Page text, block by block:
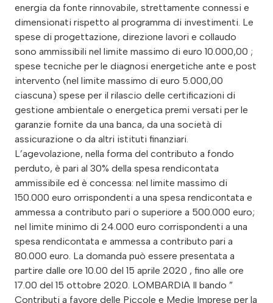
energia da fonte rinnovabile, strettamente connessi e
dimensionati rispetto al programma di investimenti. Le
spese di progettazione, direzione lavori e collaudo
sono ammissibili nel limite massimo di euro 10.000,00 ;
spese tecniche per le diagnosi energetiche ante e post
intervento (nel limite massimo di euro 5.000,00
ciascuna) spese per il rilascio delle certificazioni di
gestione ambientale o energetica premi versati per le
garanzie fornite da una banca, da una società di
assicurazione o da altri istituti finanziari.
L’agevolazione, nella forma del contributo a fondo
perduto, è pari al 30% della spesa rendicontata
ammissibile ed è concessa: nel limite massimo di
150.000 euro orrispondenti a una spesa rendicontata e
ammessa a contributo pari o superiore a 500.000 euro;
nel limite minimo di 24.000 euro corrispondenti a una
spesa rendicontata e ammessa a contributo pari a
80.000 euro. La domanda può essere presentata a
partire dalle ore 10.00 del 15 aprile 2020 , fino alle ore
17.00 del 15 ottobre 2020. LOMBARDIA Il bando ”
Contributi a favore delle Piccole e Medie Imprese per la